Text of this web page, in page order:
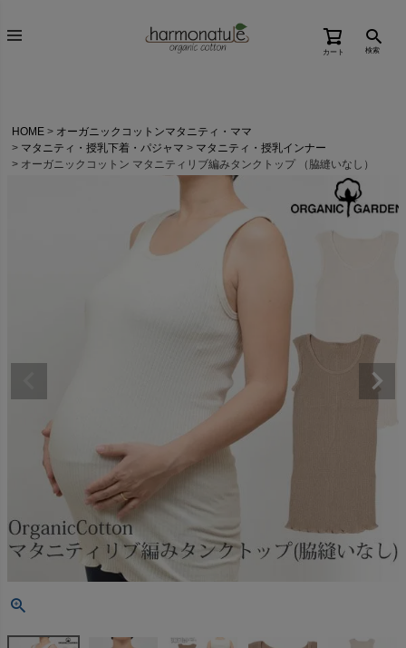
カート 検索
HOME
オーガニックコットンマタニティ・ママ
マタニティ・授乳下着・パジャマ
マタニティ・授乳インナー
オーガニックコットン マタニティリブ編みタンクトップ （脇縫いなし）